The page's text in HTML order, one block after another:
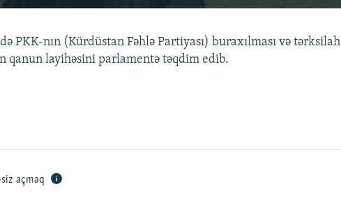
EMBED PAYLAŞ
360p
PKK-nın (Kürdüstan Fəhlə Partiyası) buraxılması və tərksilah
qanun layihəsini parlamentə təqdim edib.
açmaq